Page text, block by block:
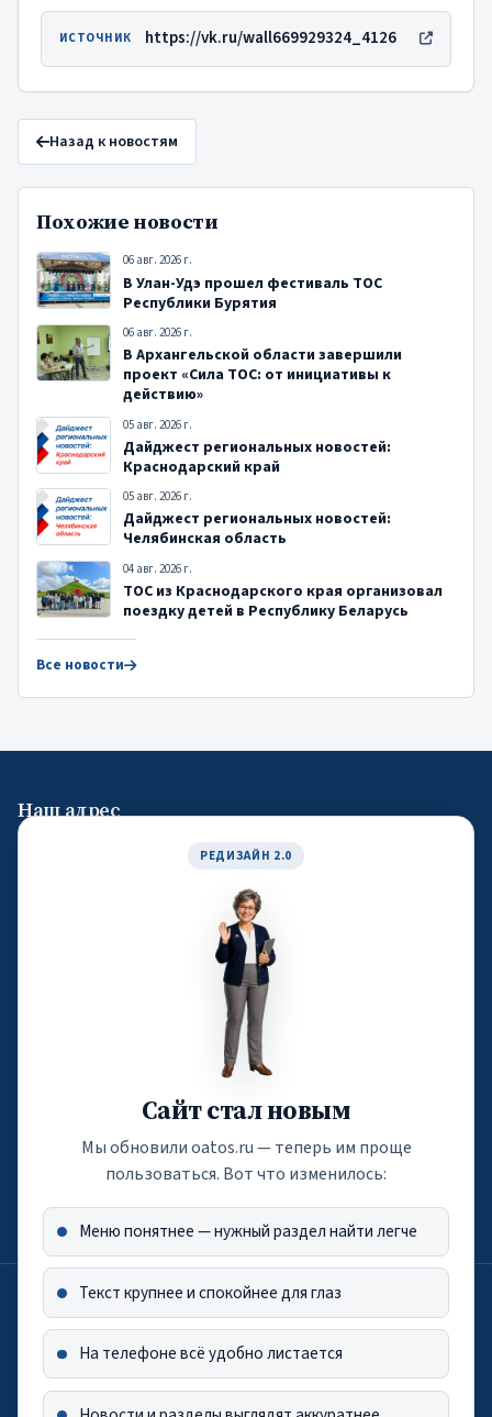
РЕДИЗАЙН 2.0
Сайт стал новым
Мы обновили oatos.ru — теперь им проще
пользоваться. Вот что изменилось:
Меню понятнее — нужный раздел найти легче
Текст крупнее и спокойнее для глаз
На телефоне всё удобно листается
ИСТОЧНИК https://vk.ru/wall669929324_4126
Назад к новостям
Похожие новости
06 авг. 2026 г.
В Улан-Удэ прошел фестиваль ТОС
Республики Бурятия
06 авг. 2026 г.
В Архангельской области завершили
проект «Сила ТОС: от инициативы к
действию»
05 авг. 2026 г.
Дайджест региональных новостей:
Краснодарский край
05 авг. 2026 г.
Дайджест региональных новостей:
Челябинская область
04 авг. 2026 г.
ТОС из Краснодарского края организовал
поездку детей в Республику Беларусь
Все новости
Наш адрес
119019, город Москва, улица Новый Арбат, дом 19, офис 1404
По вопросам обучения
Телефон: +7 (916) 788-60-71
По вопросам подписки
press@oatos.ru
Лицензия на осуществление образовательной деятельности от
5.05.2022 г. (РН — Л035-01298-77/00271168)
Оператор персональных данных по приказу Роскомнадзора №181
от 13.09.2021 г.